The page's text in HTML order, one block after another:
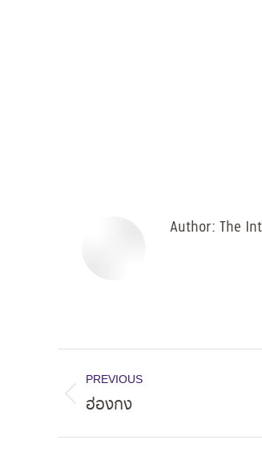
Author: The
navigation
PREVIOUS
Previous
ฮ่องกง